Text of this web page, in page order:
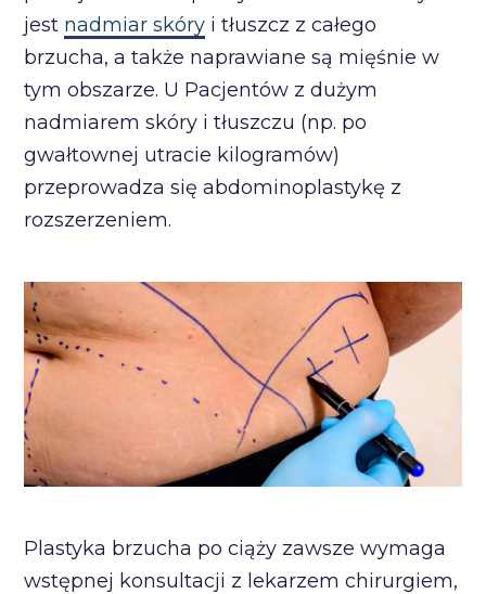
jest nadmiar skóry i tłuszcz z całego
brzucha, a także naprawiane są mięśnie w
tym obszarze. U Pacjentów z dużym
nadmiarem skóry i tłuszczu (np. po
gwałtownej utracie kilogramów)
przeprowadza się abdominoplastykę z
rozszerzeniem.
Plastyka brzucha po ciąży zawsze wymaga
wstępnej konsultacji z lekarzem chirurgiem,